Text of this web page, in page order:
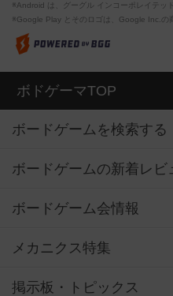
※Android は、グーグル インコーポレイテッ
※Google Play とそのロゴは、Google Inc.の
ボドゲーマTOP
ボードゲームを検索する
ボードゲームの新着レビ
ボードゲーム会情報
メカニクス特集
掲示板・トピックス